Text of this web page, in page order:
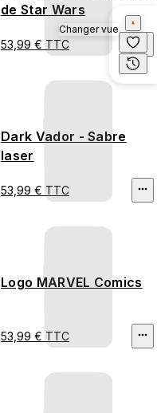
de Star Wars
53,99 € TTC
Dark Vador - Sabre
laser
53,99 € TTC
Logo MARVEL Comics
53,99 € TTC
Changer vue